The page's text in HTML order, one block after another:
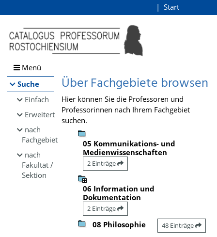
Browsen
direkt zum Inhalt
Start
Menü
Suche
Einfach
Erweitert
nach
Fachgebiet
nach
Fakultät /
Sektion
Über Fachgebiete browsen
Hier können Sie die Professoren und
Professorinnen nach Ihrem Fachgebiet
suchen.
05 Kommunikations- und
Medienwissenschaften
2 Einträge
06 Information und
Dokumentation
2 Einträge
08 Philosophie 48 Einträge